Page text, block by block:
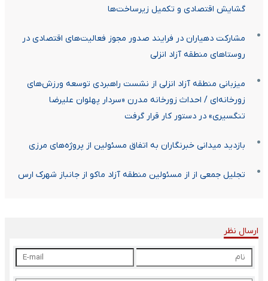
گشایش اقتصادی و تکمیل زیرساخت‌ها
مشارکت دهیاران در فرایند صدور مجوز فعالیت‌های اقتصادی در
روستاهای منطقه آزاد انزلی
میزبانی منطقه آزاد انزلی از نشست راهبردی توسعه ورزش‌های
زورخانه‌ای / احداث زورخانه مدرن «سردار پهلوان علیرضا
تنگسیری» در دستور کار قرار گرفت
بازدید میدانی خبرنگاران به اتفاق مسئولین از پروژه‌های مرزی
تجلیل جمعی از از‌‌ مسئولین منطقه آزاد ماکو از جانباز شهرک ارس
ارسال نظر